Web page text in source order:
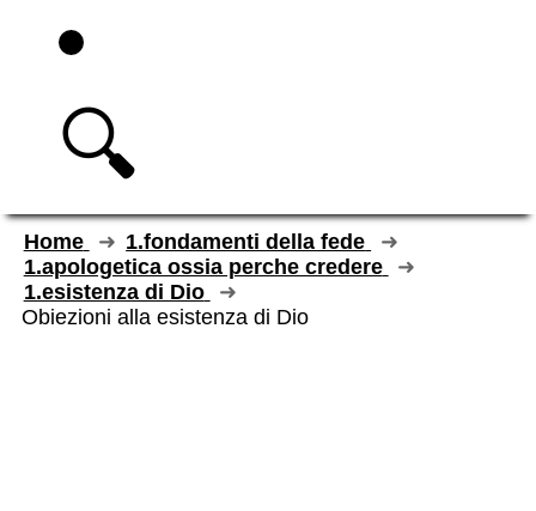
🔍
Home
1.fondamenti della fede
1.apologetica ossia perche credere
1.esistenza di Dio
Obiezioni alla esistenza di Dio